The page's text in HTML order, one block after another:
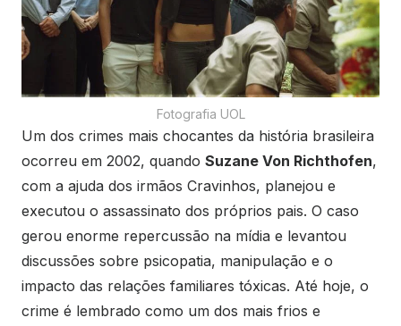
Fotografia UOL
Um dos crimes mais chocantes da história brasileira
ocorreu em 2002, quando Suzane Von Richthofen,
com a ajuda dos irmãos Cravinhos, planejou e
executou o assassinato dos próprios pais. O caso
gerou enorme repercussão na mídia e levantou
discussões sobre psicopatia, manipulação e o
impacto das relações familiares tóxicas. Até hoje, o
crime é lembrado como um dos mais frios e